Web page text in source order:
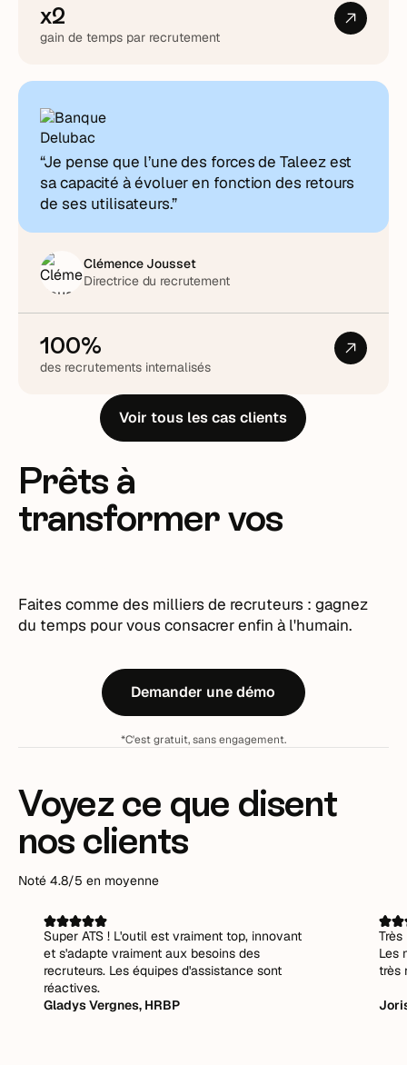
x2
gain de temps par recrutement
“Je pense que l’une des forces de Taleez est
sa capacité à évoluer en fonction des retours
de ses utilisateurs.”
Clémence Jousset
Directrice du recrutement
100%
des recrutements internalisés
Voir tous les cas clients
Prêts à
transformer vos
Faites comme des milliers de recruteurs : gagnez
du temps pour vous consacrer enfin à l'humain.
Demander une démo
*C'est gratuit, sans engagement.
Voyez ce que disent
nos clients
Noté 4.8/5 en moyenne
Super ATS ! L'outil est vraiment top, innovant
et s'adapte vraiment aux besoins des
recruteurs. Les équipes d'assistance sont
réactives.
Gladys Vergnes, HRBP
Les
très